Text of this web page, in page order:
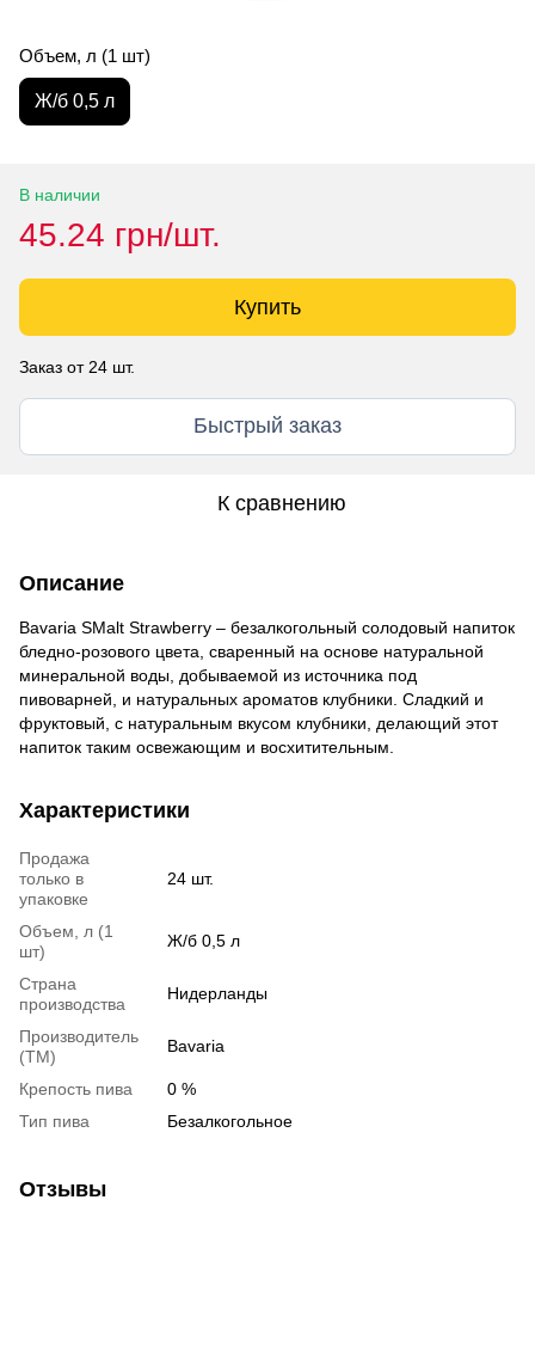
Объем, л (1 шт)
Ж/б 0,5 л
В наличии
45.24 грн/шт.
Купить
Заказ от 24 шт.
Быстрый заказ
К сравнению
Описание
Bavaria SMalt Strawberry – безалкогольный солодовый напиток
бледно-розового цвета, сваренный на основе натуральной
минеральной воды, добываемой из источника под
пивоварней, и натуральных ароматов клубники. Сладкий и
фруктовый, с натуральным вкусом клубники, делающий этот
напиток таким освежающим и восхитительным.
Характеристики
Продажа
только в
упаковке
24 шт.
Объем, л (1
шт)
Ж/б 0,5 л
Страна
производства
Нидерланды
Производитель
(ТМ)
Bavaria
Крепость пива
0 %
Тип пива
Безалкогольное
Отзывы